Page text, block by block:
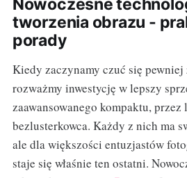
Nowoczesne
tworzenia obrazu -
porady
Kiedy zaczynamy czuć się pewniej
rozważmy inwestycję w lepszy
zaawansowanego kompaktu, przez
bezlusterkowca. Każdy z nich ma
ale dla większości entuzjastów
staje się właśnie ten ostatni.